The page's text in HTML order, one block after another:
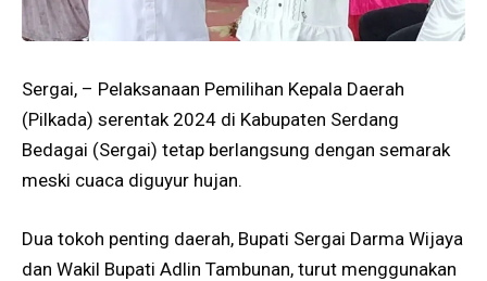
Sergai, – Pelaksanaan Pemilihan Kepala Daerah
(Pilkada) serentak 2024 di Kabupaten Serdang
Bedagai (Sergai) tetap berlangsung dengan semarak
meski cuaca diguyur hujan.
Dua tokoh penting daerah, Bupati Sergai Darma Wijaya
dan Wakil Bupati Adlin Tambunan, turut menggunakan